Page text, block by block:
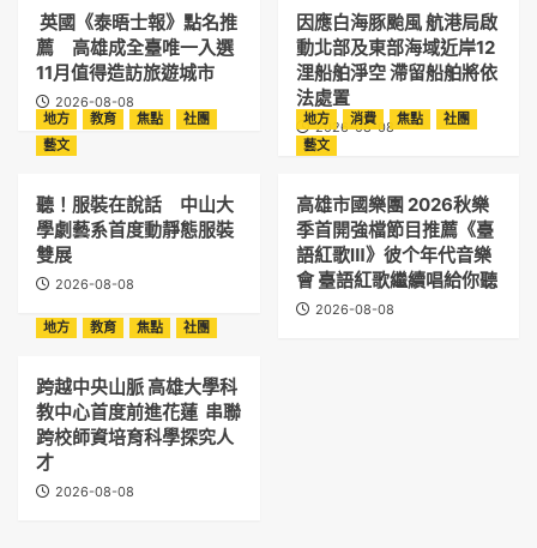
英國《泰晤士報》點名推
薦 高雄成全臺唯一入選
11月值得造訪旅遊城市
2026-08-08
因應白海豚颱風 航港局啟
動北部及東部海域近岸12
浬船舶淨空 滯留船舶將依
法處置
2026-08-08
地方 教育 焦點
社團
藝文
聽！服裝在說話 中山大
學劇藝系首度動靜態服裝
雙展
2026-08-08
地方 消費 焦點
社團
藝文
高雄市國樂團 2026秋樂
季首開強檔節目推薦《臺
語紅歌Ⅲ》彼个年代音樂
會 臺語紅歌繼續唱給你聽
2026-08-08
地方
教育 焦點 社團
跨越中央山脈 高雄大學科
教中心首度前進花蓮 串聯
跨校師資培育科學探究人
才
2026-08-08